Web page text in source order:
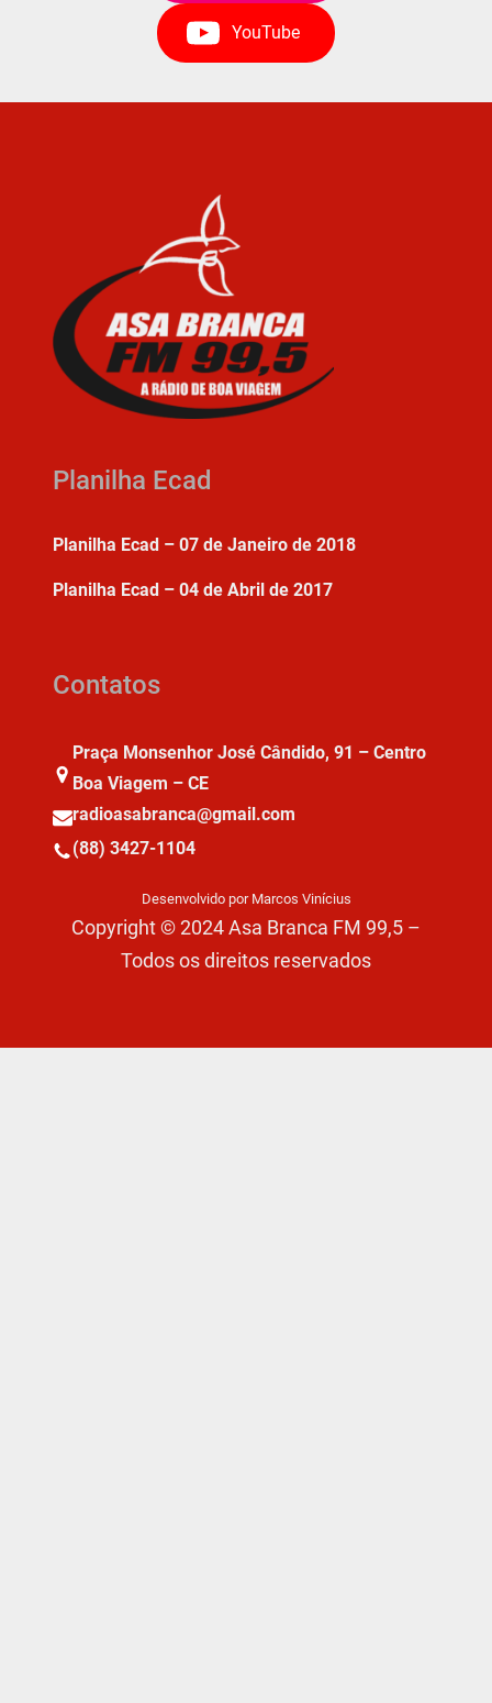
YouTube
Planilha Ecad
Planilha Ecad – 07 de Janeiro de 2018
Planilha Ecad – 04 de Abril de 2017
Contatos
Praça Monsenhor José Cândido, 91 – Centro
Boa Viagem – CE
radioasabranca@gmail.com
(88) 3427-1104
Desenvolvido por Marcos Vinícius
Copyright © 2024 Asa Branca FM 99,5 –
Todos os direitos reservados